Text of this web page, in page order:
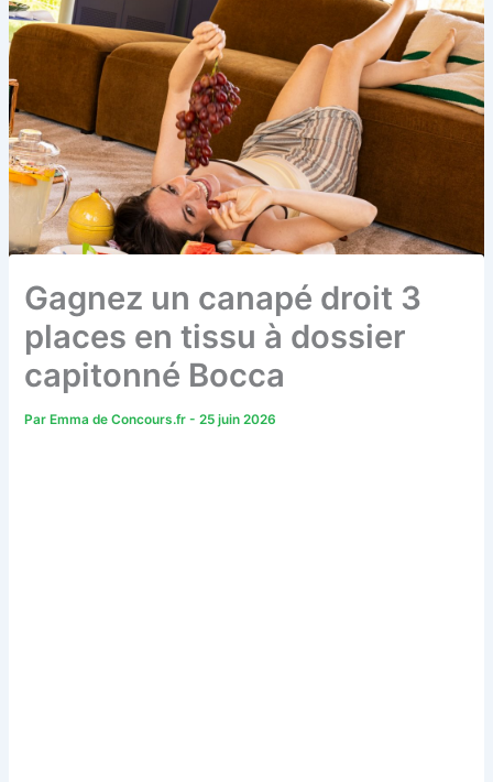
Gagnez un canapé droit 3
places en tissu à dossier
capitonné Bocca
ParEmma de Concours.fr-25 juin 2026